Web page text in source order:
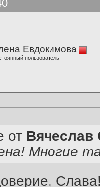
Евдокимова
пользователь
от Вячеслав
Многие